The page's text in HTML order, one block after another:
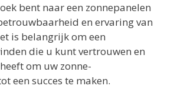
bent naar een zonnepanelen
en ervaring van
is belangrijk om een
die u kunt vertrouwen en
om uw zonne-
een succes te maken.